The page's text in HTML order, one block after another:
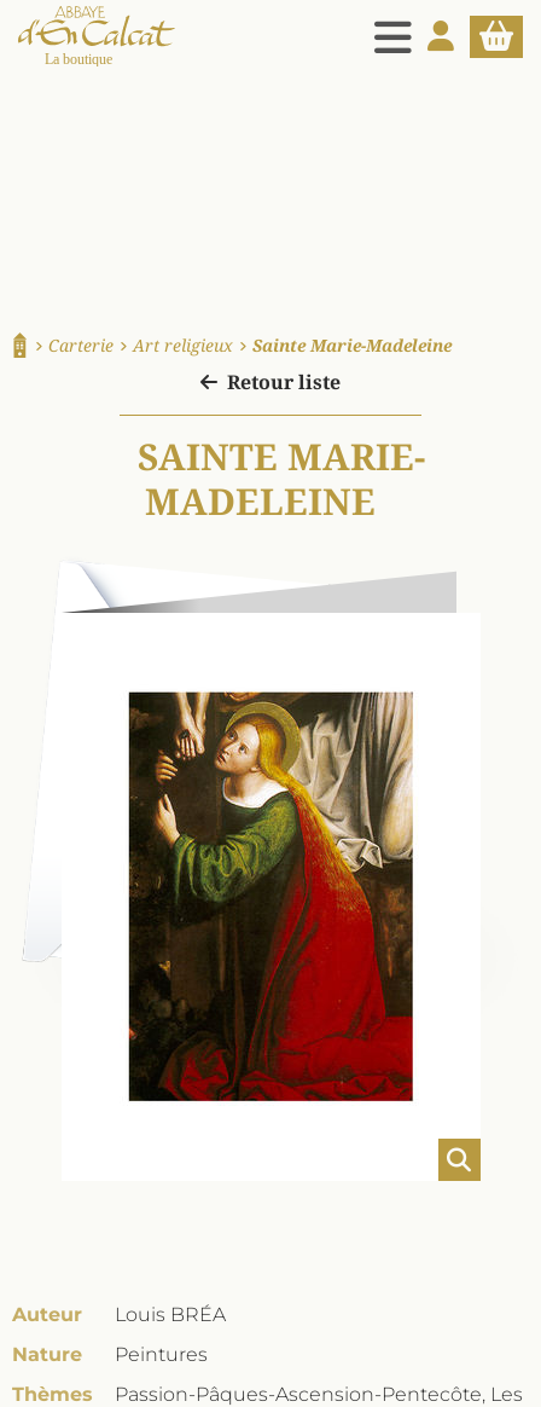
MENU
MON PANIER
Carterie Art religieux Sainte Marie-Madeleine
Retour liste
SAINTE MARIE-
MADELEINE
Auteur
Louis BRÉA
Nature
Peintures
Thèmes
Passion-Pâques-Ascension-Pentecôte, Les